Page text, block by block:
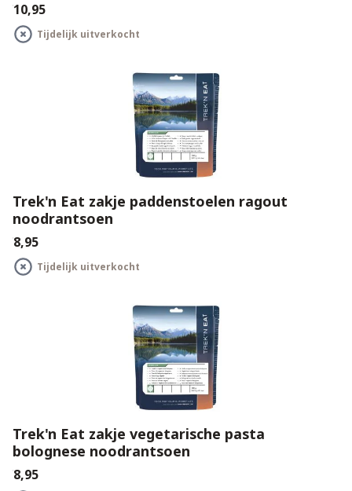
€10,95
Tijdelijk uitverkocht
Trek'n Eat zakje paddenstoelen ragout
noodrantsoen
€8,95
Tijdelijk uitverkocht
Trek'n Eat zakje vegetarische pasta
bolognese noodrantsoen
€8,95